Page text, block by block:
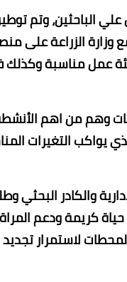
الباحثين، وتم
وزارة الزراعة على
عمل مناسبة
وهم من اهم
يواكب التغيرات
والكادر البحثي
كريمة ودعم المراة
لاستمرار تجديد